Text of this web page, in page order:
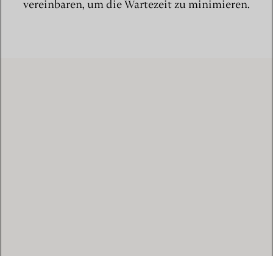
vereinbaren, um die Wartezeit zu minimieren.